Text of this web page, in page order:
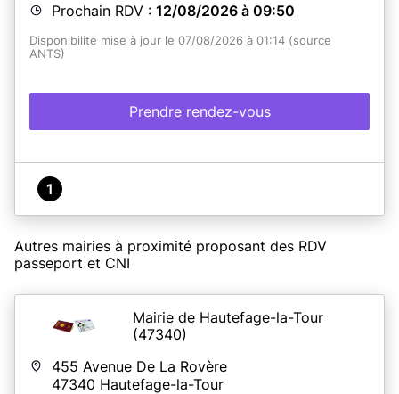
Prochain RDV : 12/08/2026 à 09:50
Disponibilité mise à jour le 07/08/2026 à 01:14 (source
ANTS)
Prendre rendez-vous
1
Autres mairies à proximité proposant des RDV
passeport et CNI
Mairie de Hautefage-la-Tour
(47340)
455 Avenue De La Rovère
47340 Hautefage-la-Tour